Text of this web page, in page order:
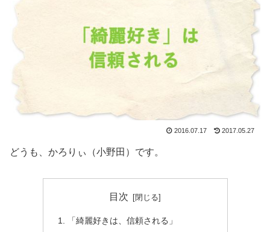
2016.07.17 2017.05.27
どうも、かろりぃ（小野田）です。
目次
「綺麗好きは、信頼される」